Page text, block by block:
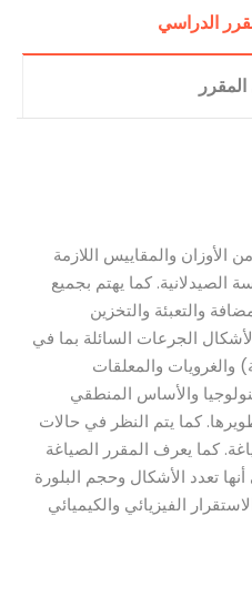
الدراسي
والمقاييس اللازمة
الصيدلانية. كما يهتم بجميع
والتعبئة والتخزين
لأشكال الجرعات السائلة بما في
والغرويات والمعلقات
والأساس المنطقي
كما يتم النظر في حالات
كما يعرف المقرر الصياغة
تعدد الأشكال وحجم البلورة
الفيزيائي والكيميائي